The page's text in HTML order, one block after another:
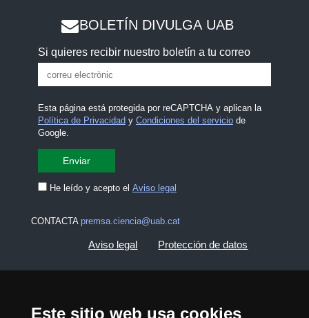
Este sitio web usa cookies
BOLETÍN DIVULGA UAB
Si quieres recibir nuestro boletín a tu correo
Esta página está protegida por reCAPTCHA y aplican la
Política de Privacidad y Condiciones del serviciode
Google.
He leído y acepto el Aviso legal
CONTACTA premsa.ciencia@uab.cat
Aviso legal Protección de datos
Mapa del web UAB